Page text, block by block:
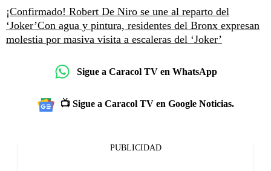
¡Confirmado! Robert De Niro se une al reparto del
‘Joker’Con agua y pintura, residentes del Bronx expresan
molestia por masiva visita a escaleras del ‘Joker’
Sigue a Caracol TV en WhatsApp
📺 Sigue a Caracol TV en Google Noticias.
PUBLICIDAD